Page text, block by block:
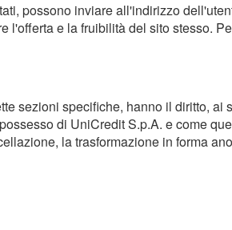
possono inviare all'indirizzo
e la fruibilità del sito stesso.
sezioni specifiche, hanno il diritto,
di UniCredit S.p.A. e come
la trasformazione in forma